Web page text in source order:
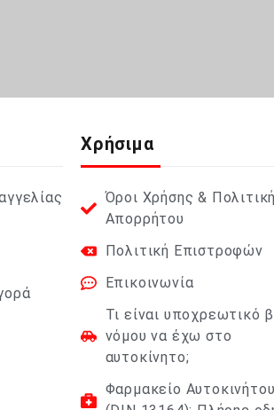
Χρήσιμα
Όροι Χρήσης & Πολιτική
Απορρήτου
Πολιτική Επιστροφών
Επικοινωνία
Τι είναι υποχρεωτικό
νόμου να έχω στο
αυτοκίνητο;
Φαρμακείο